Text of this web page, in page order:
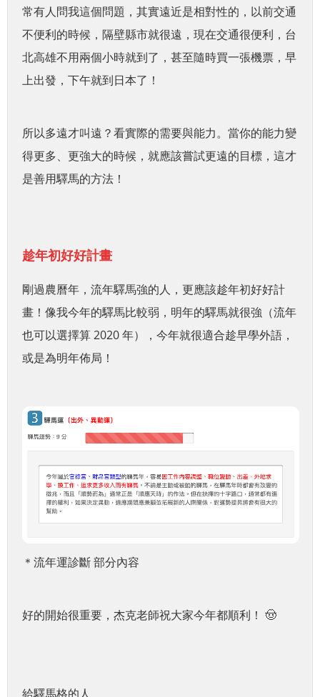
常有人問我這個問題，其實遠近是相對性的，以前交通
不便利的時候，隔壁縣市就很遠，現在交通很便利，台
北高雄不用兩個小時就到了，甚至隨時買一張機票，早
上出發，下午就到日本了！
所以多遠才叫遠？看實際的需要與能力。當你的能力變
得更多、更強大的時候，就應該嘗試更遠的目標，這才
是善用驛馬的方法！
趁年初好好計畫
剛過農曆年，流年驛馬強的人，更應該趁年初好好計
畫！像我今年的驛馬比較弱，明年的驛馬就很強（流年
也可以選擇算 2020 年），今年就很適合趁早學外語，
或是為明年佈局！
＊流年運診斷 部分內容
好的開始很重要，杰克老師祝大家今年都順利！ 🤠
給驛馬格的人